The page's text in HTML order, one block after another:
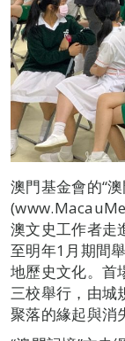
澳門基金會的“
澳文史工作者走
至明年1月期間
地歷史文化。首
三校舉行，由城
聚落的緣起與消